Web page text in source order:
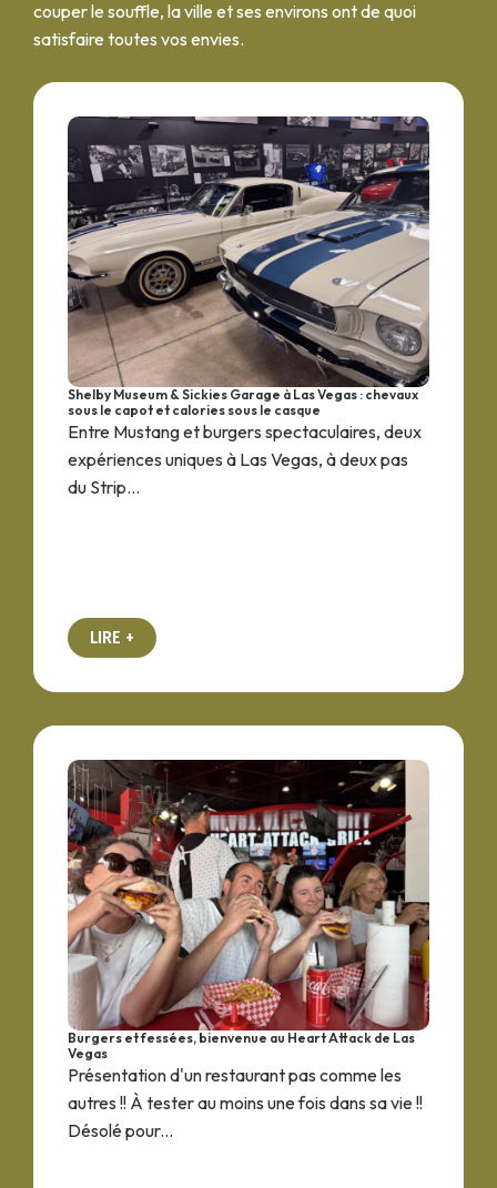
couper le souffle, la ville et ses environs ont de quoi
satisfaire toutes vos envies.
Shelby Museum & Sickies Garage à Las Vegas : chevaux
sous le capot et calories sous le casque
Entre Mustang et burgers spectaculaires, deux
expériences uniques à Las Vegas, à deux pas
du Strip...
LIRE +
Burgers et fessées, bienvenue au Heart Attack de Las
Vegas
Présentation d'un restaurant pas comme les
autres !! À tester au moins une fois dans sa vie !!
Désolé pour...